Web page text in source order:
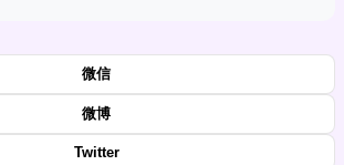
微信
微博
Twitter